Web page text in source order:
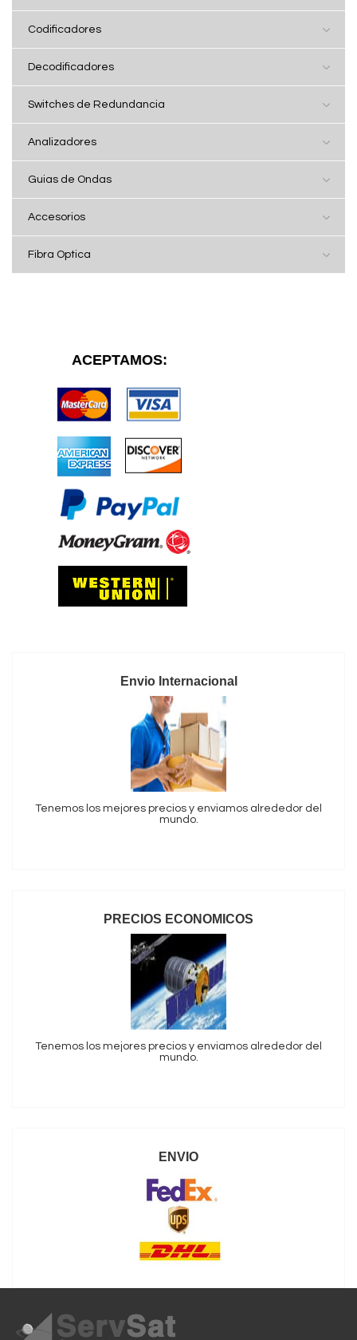
Codificadores
Decodificadores
Switches de Redundancia
Analizadores
Guias de Ondas
Accesorios
Fibra Optica
ACEPTAMOS:
Envio Internacional
Tenemos los mejores precios y enviamos alrededor del
mundo.
PRECIOS ECONOMICOS
Tenemos los mejores precios y enviamos alrededor del
mundo.
ENVIO